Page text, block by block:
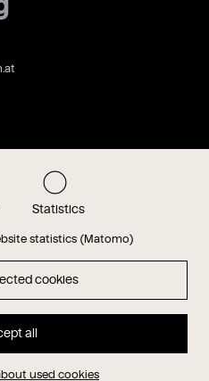
Statistics
statistics (Matomo)
cookies
all
used cookies